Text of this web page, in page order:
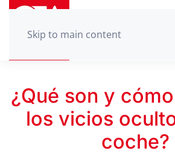
Skip to main content
¿Qué son y
los vicios
coche?